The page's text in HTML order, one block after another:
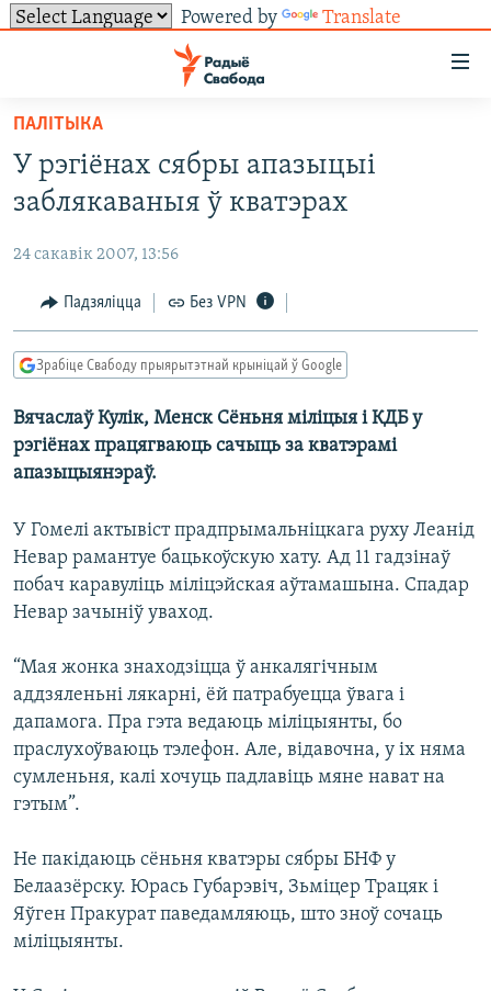
Powered by Translate
ўнівэрсальнага
доступу
Перайсьці
да
галоўнага
Перайсьці
Перайсьці
пошуку
УСЕ НАВІНЫ
ЛЮДЗІ
ПАЛІТЫКА
ВАЙНА
БЕЛАРУСЫ НА ВАЙНЕ
ПАЛІТВЯЗЬНІ
КАЛЯНДАР
ТОЛЬКІ НА СВАБОДЗЕ
БЛОГІ
ГІСТОРЫЯ НА СВАБОДЗЕ
КНІГІ
АЎДЫЁКНІГІ
НА ХВАЛЯХ СВАБОДЫ
АБЫСЬЦІ БЛЯКАВАНЬНЕ
ПАДЗЯЛІЦЦА ІНФАРМАЦЫЯЙ
ПАДПІСАЦЦА
RSS
FACEBOOK
TWITTER
Усе сайты РС/РСЭ
ПАЛІТЫКА
У рэгіёнах сябры апазыцыі
заблякаваныя ў кватэрах
24 сакавік 2007, 13:56
Падзяліцца Без VPN
Зрабіце Свабоду прыярытэтнай крыніцай ў Google
Вячаслаў Кулік, Менск Сёньня міліцыя і КДБ у
рэгіёнах працягваюць сачыць за кватэрамі
апазыцыянэраў.
У Гомелі актывіст прадпрымальніцкага руху Леанід
Невар рамантуе бацькоўскую хату. Ад 11 гадзінаў
побач каравуліць міліцэйская аўтамашына. Спадар
Невар зачыніў уваход.
“Мая жонка знаходзіцца ў анкалягічным
аддзяленьні лякарні, ёй патрабуецца ўвага і
дапамога. Пра гэта ведаюць міліцыянты, бо
праслухоўваюць тэлефон. Але, відавочна, у іх няма
сумленьня, калі хочуць падлавіць мяне нават на
гэтым”.
Не пакідаюць сёньня кватэры сябры БНФ у
Белаазёрску. Юрась Губарэвіч, Зьміцер Трацяк і
Яўген Пракурат паведамляюць, што зноў сочаць
міліцыянты.